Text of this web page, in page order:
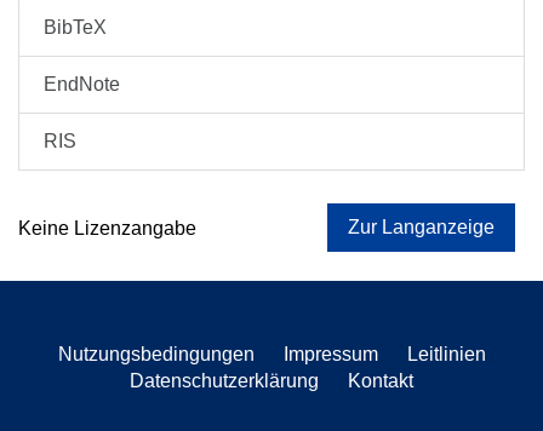
BibTeX
EndNote
RIS
Keine Lizenzangabe Zur Langanzeige
Nutzungsbedingungen Impressum
Leitlinien
Datenschutzerklärung
Kontakt